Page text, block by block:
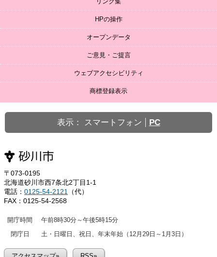
HPの操作
オープンデータ
ご意見・ご提言
ウェブアクセシビリティ
商標登録表示
表示： スマートフォン PC
〒073-0195
北海道砂川市西7条北2丁目1-1
電話： 0125-54-2121
（代）
FAX：0125-54-2568
開庁時間
午前8時30分～午後5時15分
閉庁日
土・日曜日、祝日、年末年始（12月29日～1月3日）